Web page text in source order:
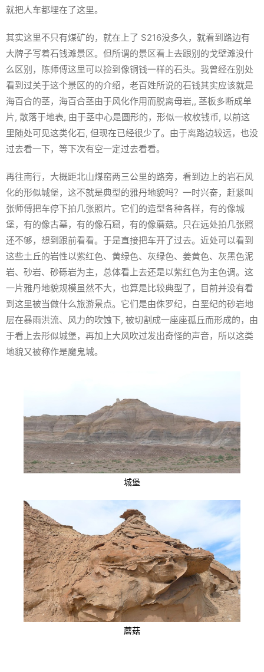
就把人车都埋在了这里。
其实这里不只有煤矿的，就在上了 S216没多久，就看到路边有
大牌子写着石钱滩景区。但所谓的景区看上去跟别的戈壁滩没什
么区别，陈师傅这里可以捡到像铜钱一样的石头。我曾经在别处
看到过关于这个景区的的介绍，老百姓所说的石钱其实应该就是
海百合的茎，海百合茎由于风化作用而脱离母岩,, 茎板多断成单
片, 散落于地表, 由于茎中心是圆形的，形似一枚枚钱币, 以前这
里随处可见这类化石, 但现在已经很少了。由于离路边较远，也没
过去看一下，等下次有空一定过去看看。
再往南行，大概距北山煤窑两三公里的路旁，看到边上的岩石风
化的形似城堡，这不就是典型的雅丹地貌吗？一时兴奋，赶紧叫
张师傅把车停下拍几张照片。它们的造型各种各样，有的像城
堡，有的像古墓，有的像石窟，有的像蘑菇。只在远处拍几张照
还不够，想到跟前看看。于是直接把车开了过去。近处可以看到
这些土丘的岩性以紫红色、黄绿色、灰绿色、姜黄色、灰黑色泥
岩、砂岩、砂砾岩为主，总体看上去还是以紫红色为主色调。这
一片雅丹地貌规模虽然不大，也算是比较典型了，目前并没有看
到这里被当做什么旅游景点。它们是由侏罗纪，白垩纪的砂岩地
层在暴雨洪流、风力的吹蚀下, 被切割成一座座孤丘而形成的，由
于看上去形似城堡，再加上大风吹过发出奇怪的声音，所以这类
地貌又被称作是魔鬼城。
城堡
蘑菇